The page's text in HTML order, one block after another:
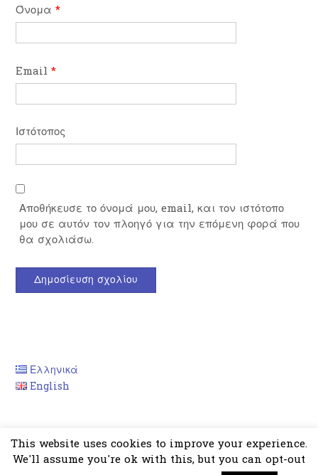
Όνομα *
Email *
Ιστότοπος
Αποθήκευσε το όνομά μου, email, και τον ιστότοπο
μου σε αυτόν τον πλοηγό για την επόμενη φορά που
θα σχολιάσω.
Ελληνικά
English
Theme byOut the Box
This website uses cookies to improve your experience.
We'll assume you're ok with this, but you can opt-out